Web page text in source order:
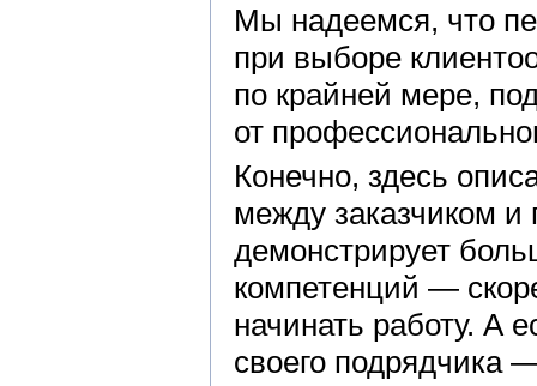
Мы надеемся, что
при выборе
по крайней мере,
от
Конечно, здесь
между заказчиком и
демонстрирует
компетенций —
начинать работу. А
своего